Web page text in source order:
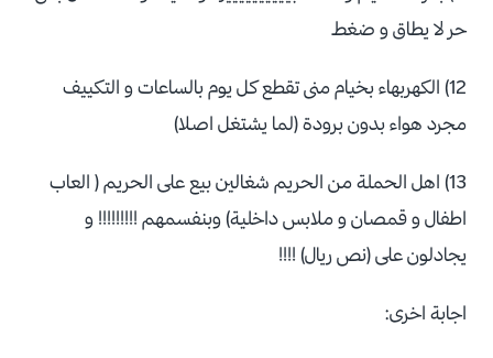
حر لا يطاق و ضغط
12) الكهربهاء بخيام منى تقطع كل يوم بالساعات و التكييف
مجرد هواء بدون برودة (لما يشتغل اصلا)
13) اهل الحملة من الحريم شغالين بيع على الحريم ( العاب
اطفال و قمصان و ملابس داخلية) وبنفسمهم !!!!!!!!! و
يجادلون على (نص ريال) !!!!
اجابة اخرى: